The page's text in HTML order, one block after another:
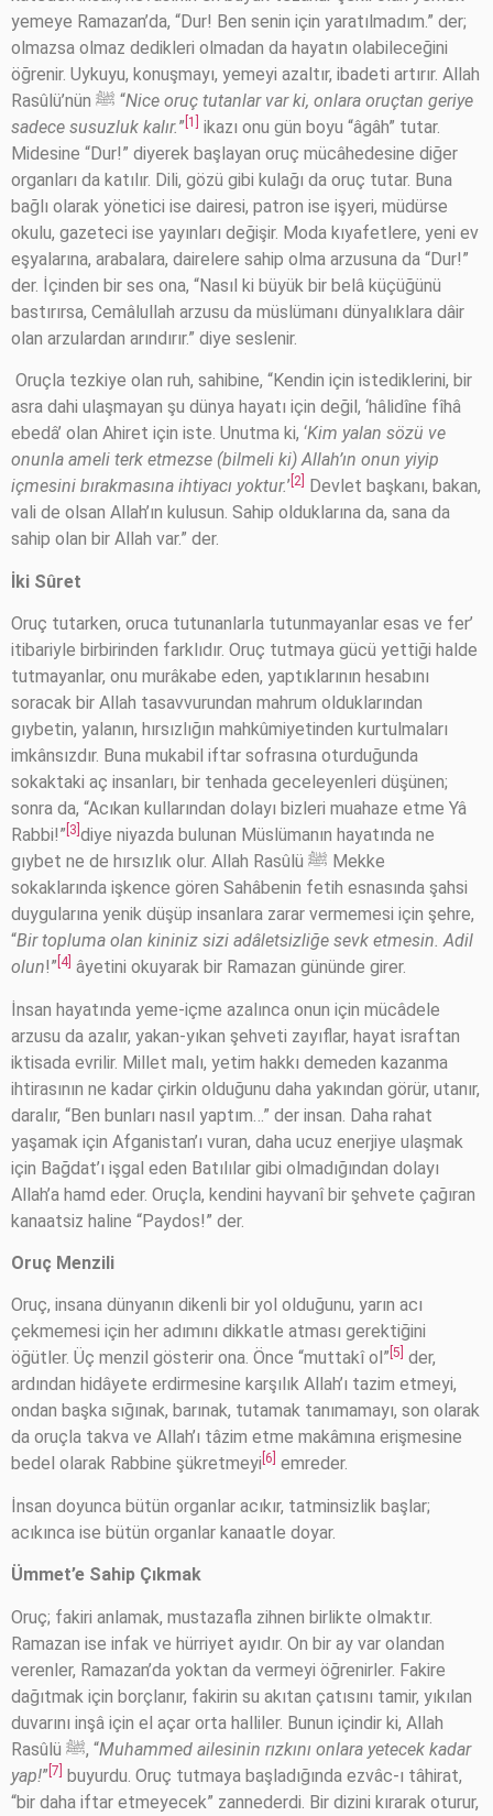
yemeye Ramazan’da, “Dur! Ben senin için yaratılmadım.” der;
olmazsa olmaz dedikleri olmadan da hayatın olabileceğini
öğrenir. Uykuyu, konuşmayı, yemeyi azaltır, ibadeti artırır. Allah
Rasûlü’nün ﷺ “Nice oruç tutanlar var ki, onlara oruçtan geriye
sadece susuzluk kalır.” [1]
ikazı onu gün boyu “âgâh” tutar.
Midesine “Dur!” diyerek başlayan oruç mücâhedesine diğer
organları da katılır. Dili, gözü gibi kulağı da oruç tutar. Buna
bağlı olarak yönetici ise dairesi, patron ise işyeri, müdürse
okulu, gazeteci ise yayınları değişir. Moda kıyafetlere, yeni ev
eşyalarına, arabalara, dairelere sahip olma arzusuna da “Dur!”
der. İçinden bir ses ona, “Nasıl ki büyük bir belâ küçüğünü
bastırırsa, Cemâlullah arzusu da müslümanı dünyalıklara dâir
olan arzulardan arındırır.” diye seslenir.
Oruçla tezkiye olan ruh, sahibine, “Kendin için istediklerini, bir
asra dahi ulaşmayan şu dünya hayatı için değil, ‘hâlidîne fîhâ
ebedâ’ olan Ahiret için iste. Unutma ki, ‘Kim yalan sözü ve
onunla ameli terk etmezse (bilmeli ki) Allah’ın onun yiyip
içmesini bırakmasına ihtiyacı yoktur.’ [2]
Devlet başkanı, bakan,
vali de olsan Allah’ın kulusun. Sahip olduklarına da, sana da
sahip olan bir Allah var.” der.
İki Sûret
Oruç tutarken, oruca tutunanlarla tutunmayanlar esas ve fer’
itibariyle birbirinden farklıdır. Oruç tutmaya gücü yettiği halde
tutmayanlar, onu murâkabe eden, yaptıklarının hesabını
soracak bir Allah tasavvurundan mahrum olduklarından
gıybetin, yalanın, hırsızlığın mahkûmiyetinden kurtulmaları
imkânsızdır. Buna mukabil iftar sofrasına oturduğunda
sokaktaki aç insanları, bir tenhada geceleyenleri düşünen;
sonra da, “Acıkan kullarından dolayı bizleri muahaze etme Yâ
Rabbi!” [3] diye niyazda bulunan Müslümanın hayatında ne
gıybet ne de hırsızlık olur. Allah Rasûlü ﷺ Mekke
sokaklarında işkence gören Sahâbenin fetih esnasında şahsi
duygularına yenik düşüp insanlara zarar vermemesi için şehre,
“Bir topluma olan kininiz sizi adâletsizliğe sevk etmesin. Adil
olun!” [4] âyetini okuyarak bir Ramazan gününde girer.
İnsan hayatında yeme-içme azalınca onun için mücâdele
arzusu da azalır, yakan-yıkan şehveti zayıflar, hayat israftan
iktisada evrilir. Millet malı, yetim hakkı demeden kazanma
ihtirasının ne kadar çirkin olduğunu daha yakından görür, utanır,
daralır, “Ben bunları nasıl yaptım…” der insan. Daha rahat
yaşamak için Afganistan’ı vuran, daha ucuz enerjiye ulaşmak
için Bağdat’ı işgal eden Batılılar gibi olmadığından dolayı
Allah’a hamd eder. Oruçla, kendini hayvanî bir şehvete çağıran
kanaatsiz haline “Paydos!” der.
Oruç Menzili
Oruç, insana dünyanın dikenli bir yol olduğunu, yarın acı
çekmemesi için her adımını dikkatle atması gerektiğini
öğütler. Üç menzil gösterir ona. Önce “muttakî ol” [5] der,
ardından hidâyete erdirmesine karşılık Allah’ı tazim etmeyi,
ondan başka sığınak, barınak, tutamak tanımamayı, son olarak
da oruçla takva ve Allah’ı tâzim etme makâmına erişmesine
bedel olarak Rabbine şükretmeyi [6] emreder.
İnsan doyunca bütün organlar acıkır, tatminsizlik başlar;
acıkınca ise bütün organlar kanaatle doyar.
Ümmet’e Sahip Çıkmak
Oruç; fakiri anlamak, mustazafla zihnen birlikte olmaktır.
Ramazan ise infak ve hürriyet ayıdır. On bir ay var olandan
verenler, Ramazan’da yoktan da vermeyi öğrenirler. Fakire
dağıtmak için borçlanır, fakirin su akıtan çatısını tamir, yıkılan
duvarını inşâ için el açar orta halliler. Bunun içindir ki, Allah
Rasûlü ﷺ, “Muhammed ailesinin rızkını onlara yetecek kadar
yap!” [7] buyurdu. Oruç tutmaya başladığında ezvâc-ı tâhirat,
“bir daha iftar etmeyecek” zannederdi. Bir dizini kırarak oturur,